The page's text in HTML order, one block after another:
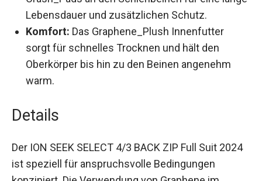
und Crash_Pads an den Schienbeinen für eine
Das Graphene_Plush Innenfutter
sorgt für schnelles Trocknen und hält den
Oberkörper bis hin zu den Beinen angenehm
Details
Der ION SEEK SELECT 4/3 BACK ZIP Full Suit
2024 ist speziell für anspruchsvolle Bedingungen